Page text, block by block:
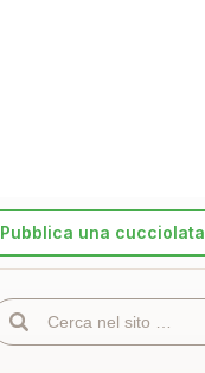
Pubblica una cucciolata